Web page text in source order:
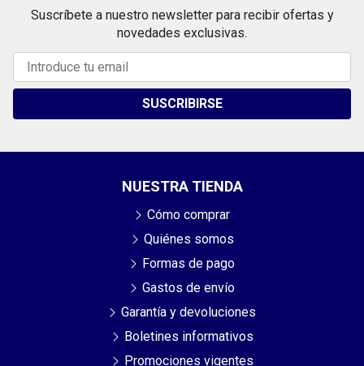
Suscríbete a nuestro newsletter para recibir ofertas y
novedades exclusivas.
SUSCRIBIRSE
NUESTRA TIENDA
Cómo comprar
Quiénes somos
Formas de pago
Gastos de envío
Garantía y devoluciones
Boletines informativos
Promociones vigentes